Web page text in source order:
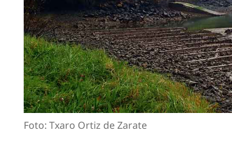
Foto: Txaro Ortiz de Zarate